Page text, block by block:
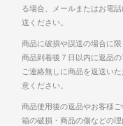
る場合、メールまたはお電
送ください。
商品に破損や誤送の場合に
商品到着後７日以内に返品の
ご連絡無しに商品を返送い
意ください。
商品使用後の返品やお客様
箱の破損・商品の傷などの